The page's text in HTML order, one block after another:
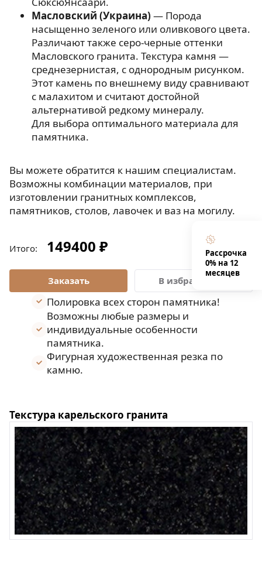
Масловский (Украина) — Порода
насыщенно зеленого или оливкового цвета.
Различают также серо-черные оттенки
Масловского гранита. Текстура камня —
среднезернистая, с однородным рисунком.
Этот камень по внешнему виду сравнивают
с малахитом и считают достойной
альтернативой редкому минералу.
Для выбора оптимального материала для
памятника.
Вы можете обратится к нашим специалистам.
Возможны комбинации материалов, при
изготовлении гранитных комплексов,
памятников, столов, лавочек и ваз на могилу.
Итого: 149400 ₽
В избранное
Полировка всех сторон памятника!
Возможны любые размеры и
индивидуальные особенности
памятника.
Фигурная художественная резка по
камню.
Текстура карельского гранита
Рассрочка
0% на 12
месяцев